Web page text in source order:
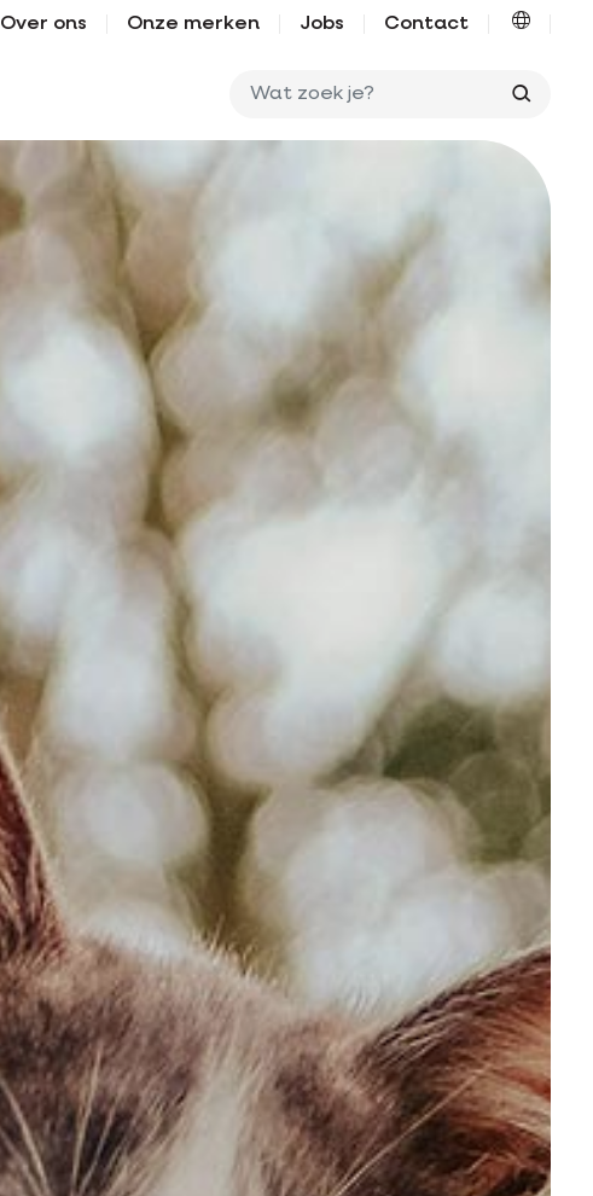
Over ons Onze merken Jobs Contact